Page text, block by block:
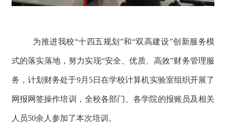
为推进我校“十四五规划”和“双高建设”创新服务模
式的落实落地，努力实现“安全、优质、高效”财务管理服
务，计划财务处于9月5日在学校计算机实验室组织开展了
网报网签操作培训，全校各部门、各学院的报账员及相关
人员50余人参加了本次培训。